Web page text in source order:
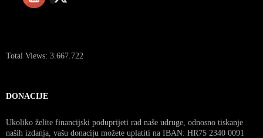
Total Views: 3.667.722
DONACIJE
Ukoliko želite financijski poduprijeti rad naše udruge, odnosno tiskanje
naših izdanja, vašu donaciju možete uplatiti na IBAN: HR75 2340 0091